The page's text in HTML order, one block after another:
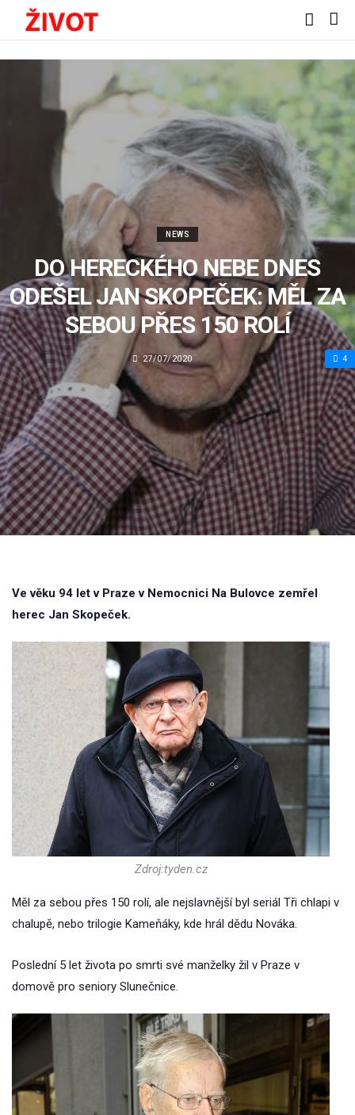
NEWS
DO HERECKÉHO NEBE DNES
ODEŠEL JAN SKOPEČEK: MĚL ZA
SEBOU PŘES 150 ROLÍ
27/07/2020 4
Ve věku 94 let v Praze v Nemocnici Na Bulovce zemřel
herec Jan Skopeček.
Zdroj:tyden.cz
Měl za sebou přes 150 rolí, ale nejslavnější byl seriál Tři chlapi v
chalupě, nebo trilogie Kameňáky, kde hrál dědu Nováka.
Poslední 5 let života po smrti své manželky žil v Praze v
domově pro seniory Slunečnice.